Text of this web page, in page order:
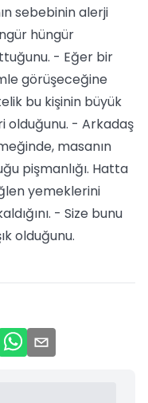
sebebinin alerji
hüngür
- Eğer bir
görüşeceğine
bu kişinin büyük
olduğunu. - Arkadaş
masanın
pişmanlığı. Hatta
yemeklerini
- Size bunu
olduğunu.